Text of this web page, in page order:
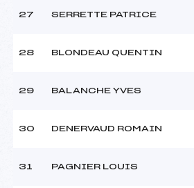
27 SERRETTE PATRICE
28 BLONDEAU QUENTIN
29 BALANCHE YVES
30 DENERVAUD ROMAIN
31 PAGNIER LOUIS